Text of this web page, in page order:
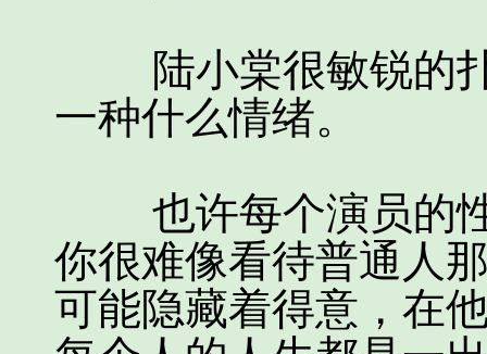
陆小棠很敏锐的扑
一种什么情绪。
也许每个演员的性
你很难像看待普通人
可能隐藏着得意，在